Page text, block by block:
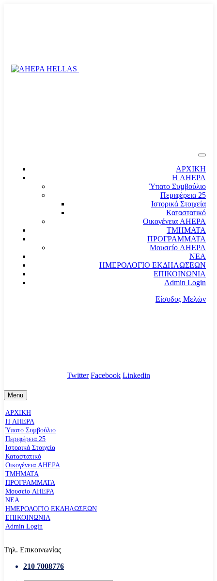
ΑΡΧΙΚΗ
Η AHEPA
Ύπατο Συµβούλιο
Περιφέρεια 25
Ιστορικά Στοιχεία
Καταστατικό
Οικογένεια AHEPA
ΤΜΗΜΑΤΑ
ΠΡΟΓΡΑΜΜΑΤΑ
Μουσείο AHEPA
ΝΕΑ
ΗΜΕΡΟΛΟΓΙΟ ΕΚΔΗΛΩΣΕΩΝ
ΕΠΙΚΟΙΝΩΝΙΑ
Admin Login
Είσοδος Μελών
Twitter Facebook Linkedin
Menu
ΑΡΧΙΚΗ
Η AHEPA
Ύπατο Συµβούλιο
Περιφέρεια 25
Ιστορικά Στοιχεία
Καταστατικό
Οικογένεια AHEPA
ΤΜΗΜΑΤΑ
ΠΡΟΓΡΑΜΜΑΤΑ
Μουσείο AHEPA
ΝΕΑ
ΗΜΕΡΟΛΟΓΙΟ ΕΚΔΗΛΩΣΕΩΝ
ΕΠΙΚΟΙΝΩΝΙΑ
Admin Login
Τηλ. Επικοινωνίας
210 7008776